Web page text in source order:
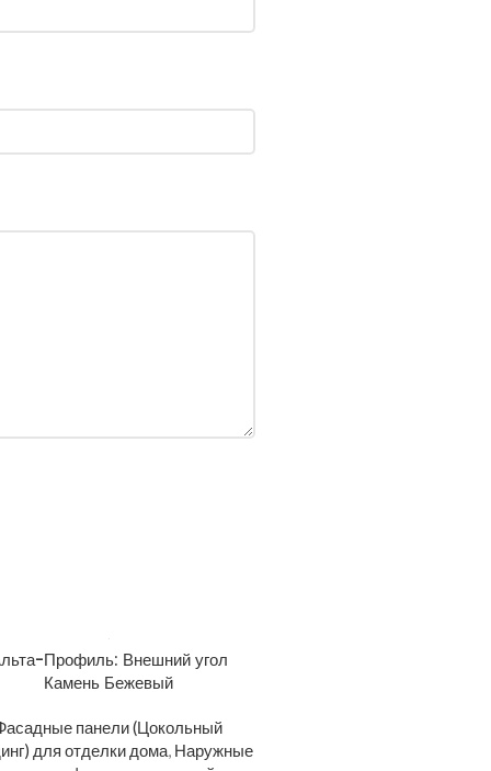
Профиль: Внешний угол
Камень Бежевый
панели (Цокольный
для отделки дома, Наружные